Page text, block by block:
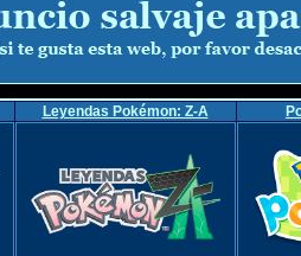
Leyendas Pokémon: Z-A